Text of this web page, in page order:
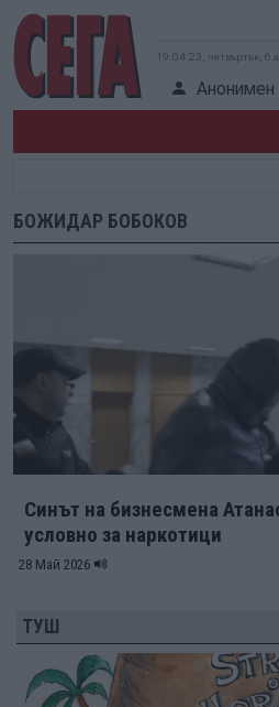
19:04:23, четвъртък, 6
Анонимен
БОЖИДАР БОБОКОВ
Синът на бизнесмена
условно за наркотици
28 Май 2026
ТУШ